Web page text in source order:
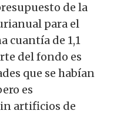
de la
para el
cuantía de 1,1
del fondo es
que se habían
es
artificios de